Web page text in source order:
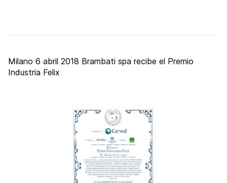
Milano 6 abril 2018 Brambati spa recibe el Premio
Industria Felix